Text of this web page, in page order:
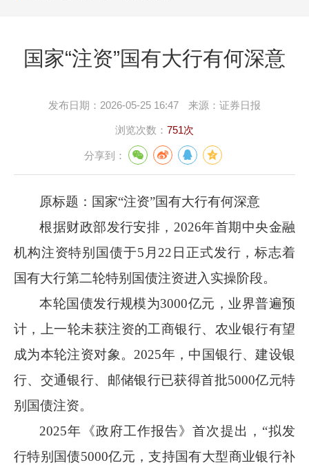
国家“注资”国有大行有何深意
发布日期： 2026-05-25 16:47 来源： 证券日报
浏览次数： 751次
分享到：
原标题：国家“注资”国有大行有何深意
根据财政部发行安排， 2026年首期中央金融
机构注资特别国债于5 月22 日正式发行，标志着
国有大行第二轮特别国债注资进入实操阶段。
本轮国债发行规模为3000亿元，业界普遍预
计，上一轮未获注资的工商银行、农业银行有望
成为本轮注资对象。2025年，中国银行、建设银
行、交通银行、邮储银行已获得首批5000亿元特
别国债注资。
2025年《政府工作报告》首次提出，“拟发
行特别国债5000亿元，支持国有大型商业银行补